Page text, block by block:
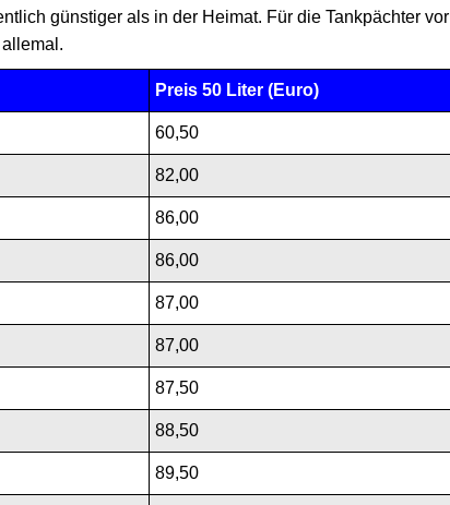
günstiger als in der Heimat. Für die Tankpächter vor
Preis 50 Liter (Euro)
60,50
82,00
86,00
86,00
87,00
87,00
87,50
88,50
89,50